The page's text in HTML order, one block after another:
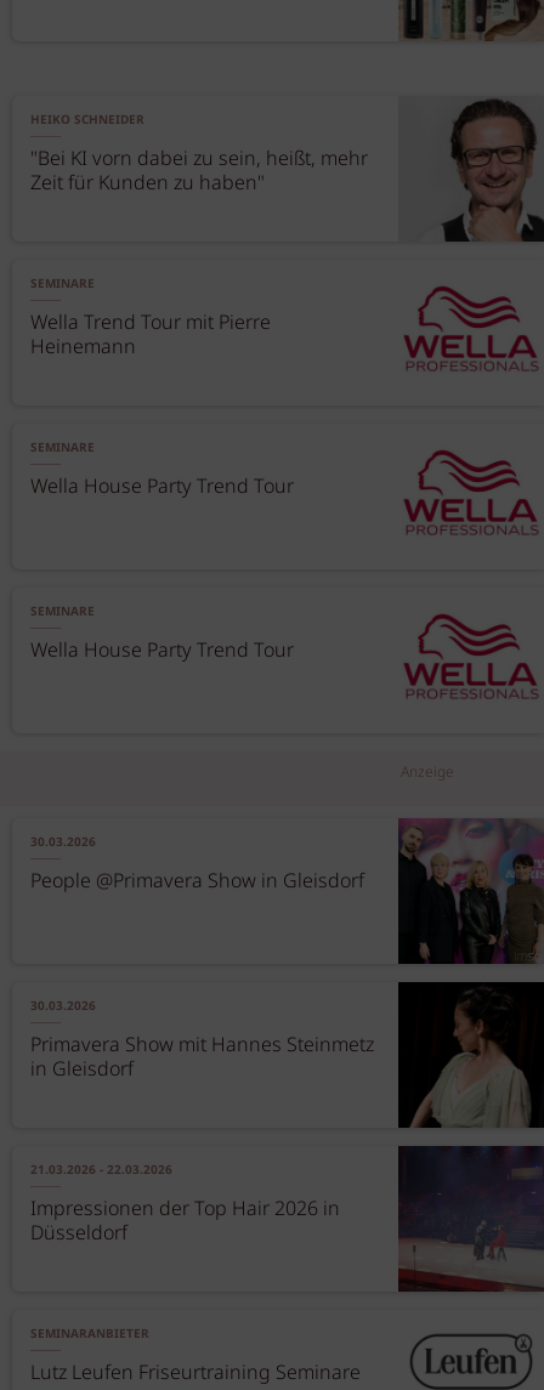
HEIKO SCHNEIDER
"Bei KI vorn dabei zu sein, heißt, mehr
Zeit für Kunden zu haben"
SEMINARE
Wella Trend Tour mit Pierre
Heinemann
SEMINARE
Wella House Party Trend Tour
SEMINARE
Wella House Party Trend Tour
Anzeige
30.03.2026
People @Primavera Show in Gleisdorf
30.03.2026
Primavera Show mit Hannes Steinmetz
in Gleisdorf
21.03.2026 - 22.03.2026
Impressionen der Top Hair 2026 in
Düsseldorf
SEMINARANBIETER
Lutz Leufen Friseurtraining Seminare